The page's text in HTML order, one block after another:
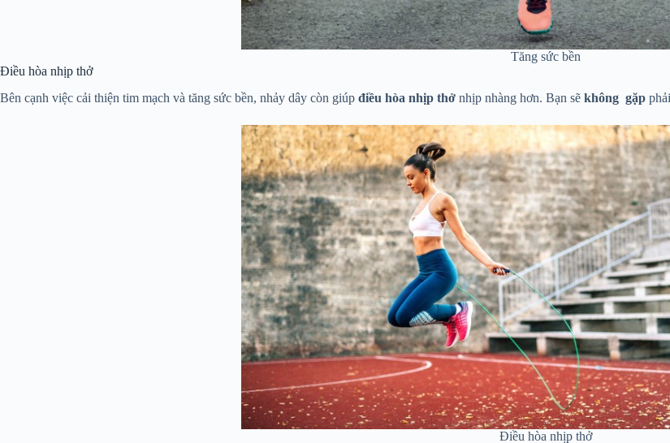
Tăng sức bền
Điều hòa nhịp thở
Bên cạnh việc cải thiện tim mạch và tăng sức bền, nhảy dây còn giúp điều hòa nhịp thở nhịp nhàng hơn. Bạn sẽ không gặp phải
Điều hòa nhịp thở